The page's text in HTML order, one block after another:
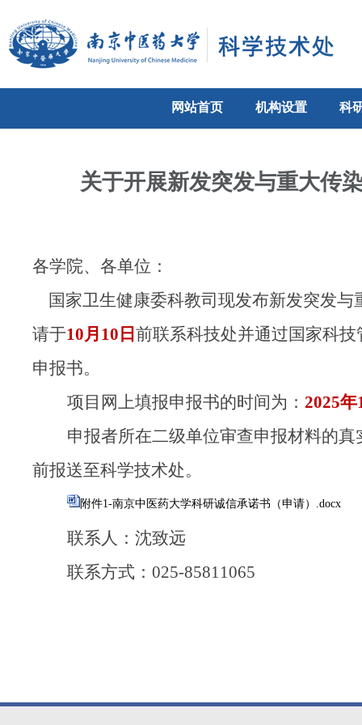
网站首页 机构设置 科
关于开展新发突发与重大传
各学院、各单位：
国家卫生健康委科教司现发布新发突发
请于10月10日 前联系科技处并通过国家科
申报书。
项目网上填报申报书的时间为： 2025年
申报者所在二级单位审查申报材料的
前报送至科学技术处。
附件1-南京中医药大学科研诚信承诺书（申请）.docx
联系人：沈致远
联系方式： 025-85811065